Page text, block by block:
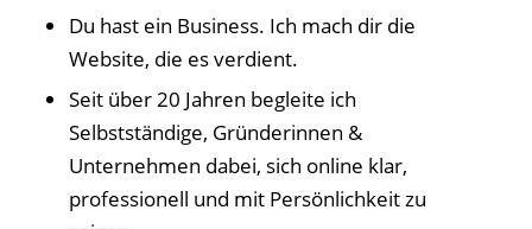
Du hast ein Business. Ich mach dir die
Website, die es verdient.
Seit über 20 Jahren begleite ich
Selbstständige, Gründerinnen &
Unternehmen dabei, sich online klar,
professionell und mit Persönlichkeit zu